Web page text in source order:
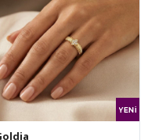
E-Goldia